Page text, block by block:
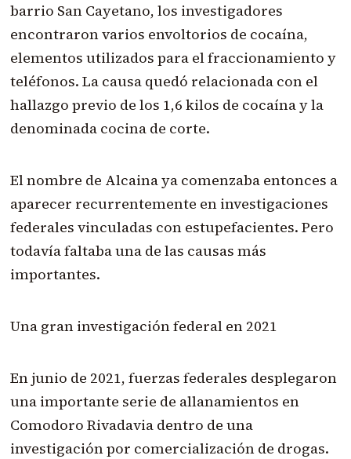
barrio San Cayetano, los investigadores
encontraron varios envoltorios de cocaína,
elementos utilizados para el fraccionamiento y
teléfonos. La causa quedó relacionada con el
hallazgo previo de los 1,6 kilos de cocaína y la
denominada cocina de corte.
El nombre de Alcaina ya comenzaba entonces a
aparecer recurrentemente en investigaciones
federales vinculadas con estupefacientes. Pero
todavía faltaba una de las causas más
importantes.
Una gran investigación federal en 2021
En junio de 2021, fuerzas federales desplegaron
una importante serie de allanamientos en
Comodoro Rivadavia dentro de una
investigación por comercialización de drogas.